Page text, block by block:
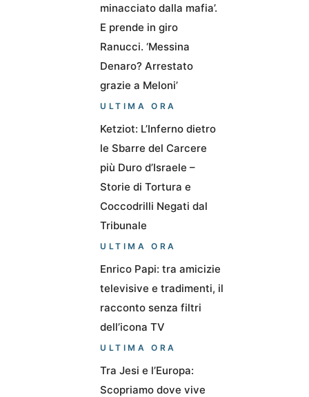
minacciato dalla mafia’.
E prende in giro
Ranucci. ‘Messina
Denaro? Arrestato
grazie a Meloni’
ULTIMA ORA
Ketziot: L’Inferno dietro
le Sbarre del Carcere
più Duro d’Israele –
Storie di Tortura e
Coccodrilli Negati dal
Tribunale
ULTIMA ORA
Enrico Papi: tra amicizie
televisive e tradimenti, il
racconto senza filtri
dell’icona TV
ULTIMA ORA
Tra Jesi e l’Europa:
Scopriamo dove vive